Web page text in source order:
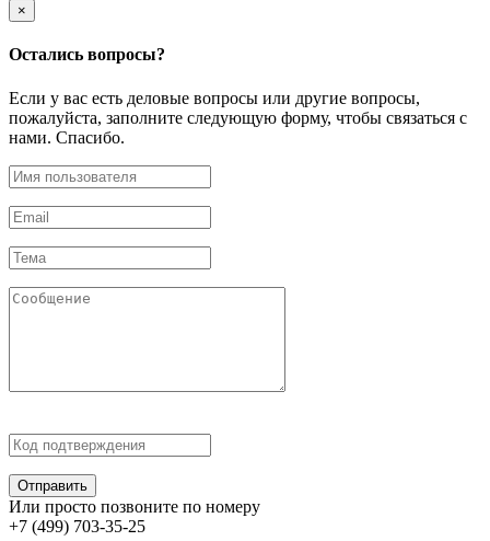
×
Остались вопросы?
Если у вас есть деловые вопросы или другие вопросы,
пожалуйста, заполните следующую форму, чтобы связаться с
нами. Спасибо.
Отправить
Или просто позвоните по номеру
+7 (499) 703-35-25